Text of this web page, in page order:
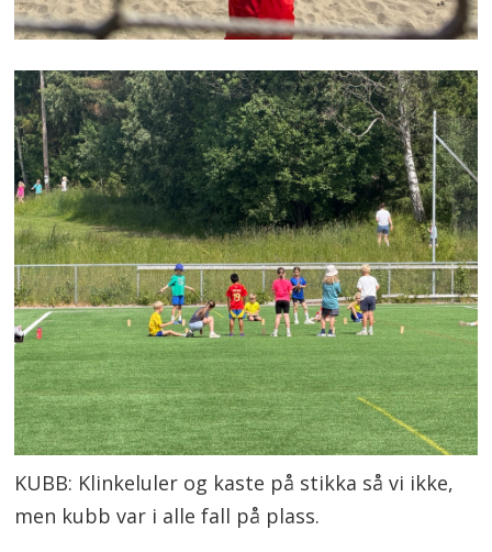
KUBB: Klinkeluler og kaste på stikka så vi ikke,
men kubb var i alle fall på plass.